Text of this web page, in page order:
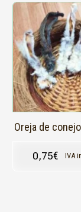
Oreja de
0,75€ IVA
Este
producto
tiene
múltiples
variantes.
Las
opciones
se
pueden
elegir
en
página